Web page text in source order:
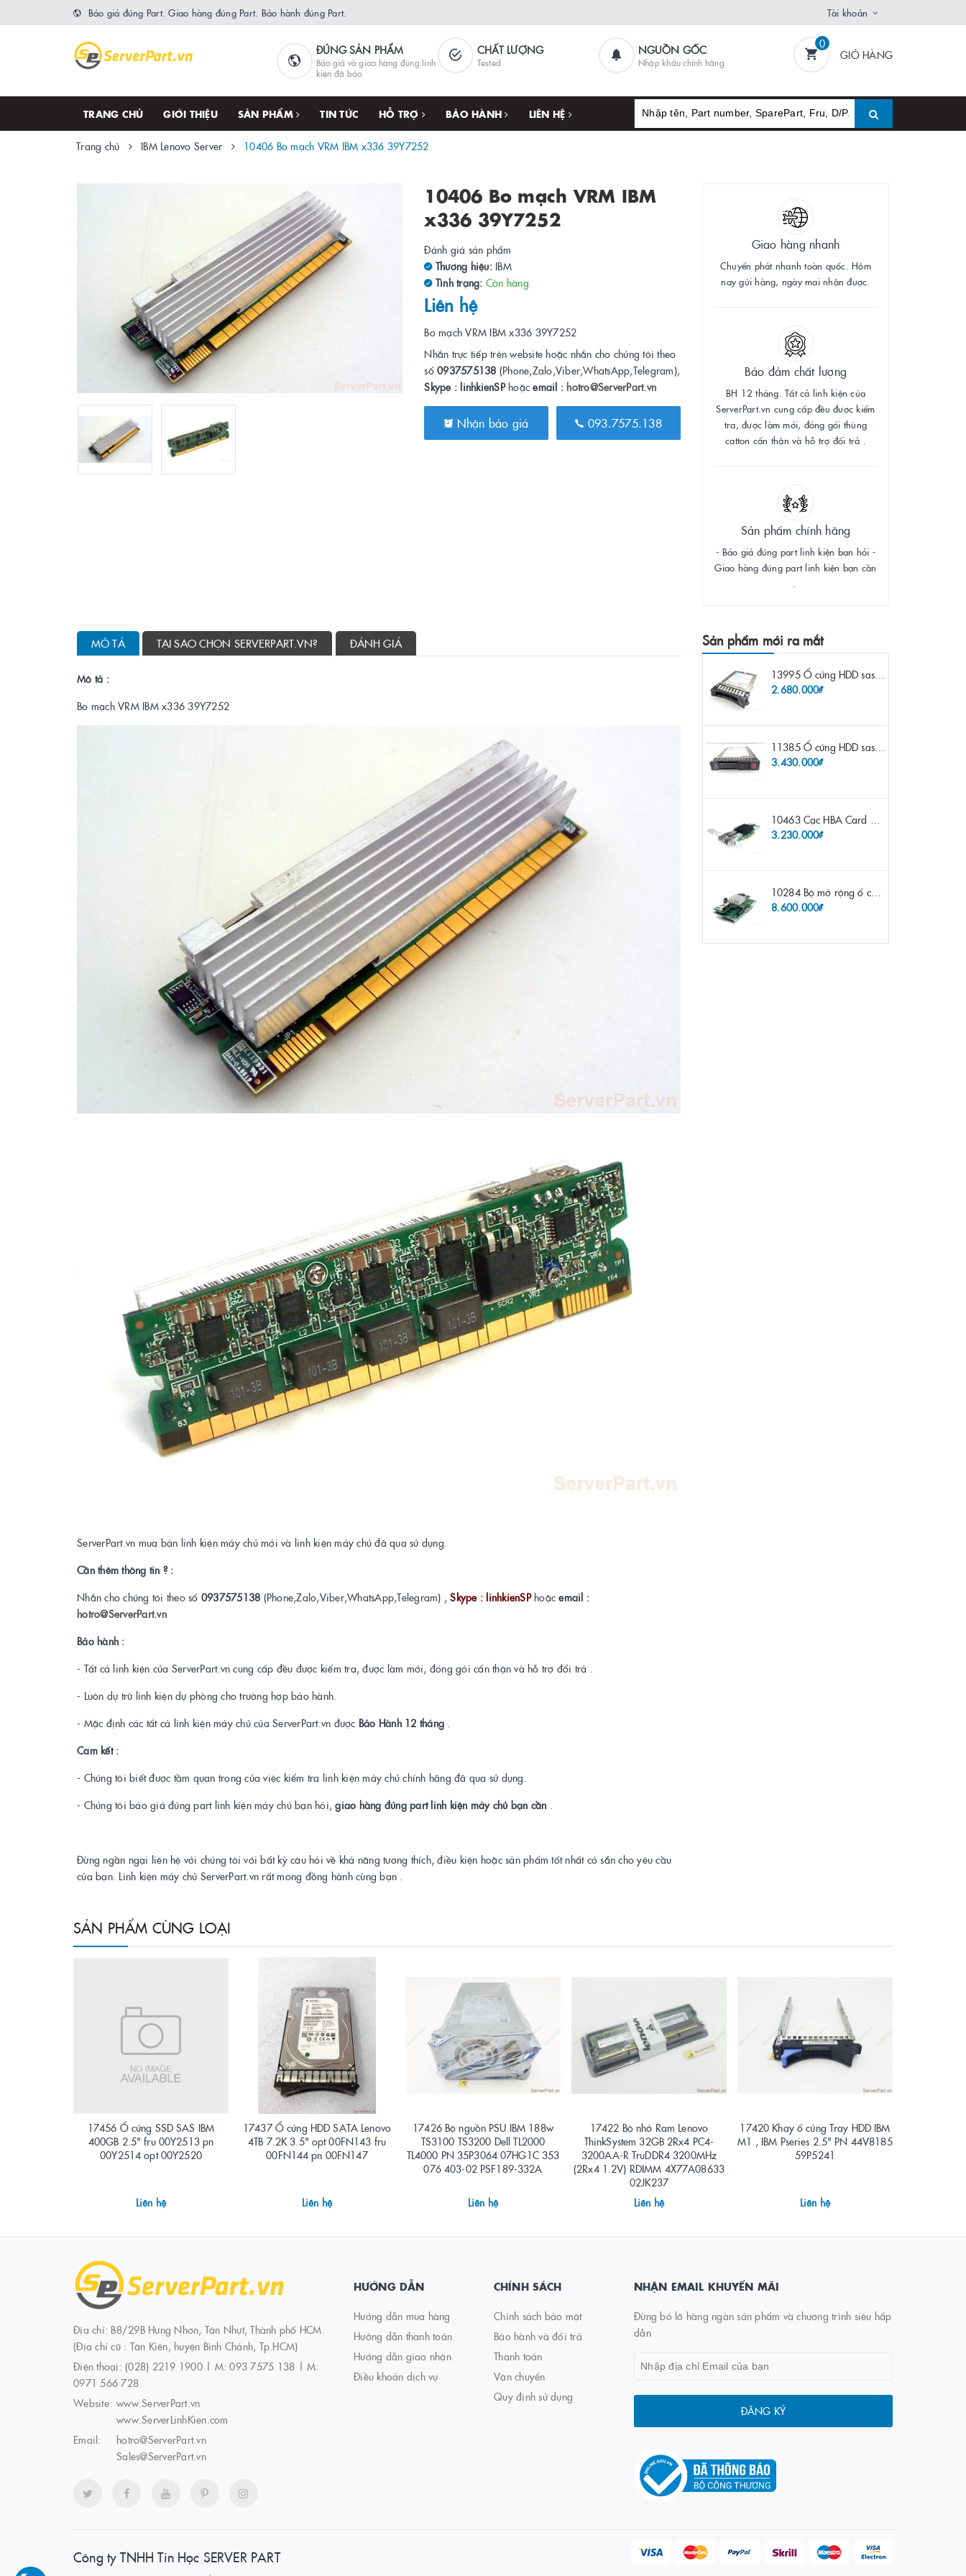
Báo giá đúng Part. Giao hàng đúng Part. Bảo hành đúng Part. Tài khoản
ĐÚNG SẢN PHẨM
Báo giá và giao hàng đúng linh
kiện đã báo
CHẤT LƯỢNG
Tested
NGUỒN GỐC
Nhập khẩu chính hãng
0
GIỎ HÀNG
TRANG CHỦ GIỚI THIỆU SẢN PHẨM TIN TỨC HỖ TRỢ BẢO HÀNH LIÊN HỆ
Trang chủ IBM Lenovo Server 10406 Bo mạch VRM IBM x336 39Y7252
10406 Bo mạch VRM IBM
x336 39Y7252
Đánh giá sản phẩm
Thương hiệu: IBM
Tình trạng: Còn hàng
Liên hệ
Bo mạch VRM IBM x336 39Y7252
Nhắn trực tiếp trên website hoặc nhắn cho chúng tôi theo
số0937575138 (Phone,Zalo,Viber,WhatsApp,Telegram),
Skype : linhkienSPhoặcemail : hotro@ServerPart.vn
Nhận báo giá 093.7575.138
Giao hàng nhanh
Chuyển phát nhanh toàn quốc. Hôm
nay gửi hàng, ngày mai nhận được.
Bảo đảm chất lượng
BH 12 tháng. Tất cả linh kiện của
ServerPart.vn cung cấp đều được kiểm
tra, được làm mới, đóng gói thùng
catton cẩn thận và hỗ trợ đổi trả .
Sản phẩm chính hãng
- Báo giá đúng part linh kiện bạn hỏi -
Giao hàng đúng part linh kiện bạn cần
MÔ TẢ TẠI SAO CHỌN SERVERPART.VN? ĐÁNH GIÁ
Mô tả :
Bo mạch VRM IBM x336 39Y7252
ServerPart.vn mua bán linh kiện máy chủ mới và linh kiện máy chủ đã qua sử dụng.
Cần thêm thông tin ? :
Nhắn cho chúng tôi theo số 0937575138 (Phone,Zalo,Viber,WhatsApp,Telegram) ,Skype : linhkienSPhoặcemail :
hotro@ServerPart.vn
Bảo hành :
- Tất cả linh kiện của ServerPart.vn cung cấp đều được kiểm tra, được làm mới, đóng gói cẩn thận và hỗ trợ đổi trả .
- Luôn dự trữ linh kiện dự phòng cho trường hợp bảo hành.
- Mặc định các tất cả linh kiện máy chủ của ServerPart.vn được Bảo Hành 12 tháng
Cam kết :
- Chúng tôi biết được tầm quan trọng của việc kiểm tra linh kiện máy chủ chính hãng đã qua sử dụng.
- Chúng tôi báo giá đúng part linh kiện máy chủ bạn hỏi,giao hàng đúng part linh kiện máy chủ bạn cần
Đừng ngần ngại liên hệ với chúng tôi với bất kỳ câu hỏi về khả năng tương thích, điều kiện hoặc sản phẩm tốt nhất có sẵn cho yêu cầu
của bạn. Linh kiện máy chủ ServerPart.vn rất mong đồng hành cùng bạn .
Sản phẩm mới ra mắt
13995 Ổ cứng HDD sas IBM 300gb 10k 2.5" 6G fru 44W2265 opt 44W2264 pn 44W2268 ST9300503SS
2.680.000₫
11385 Ổ cứng HDD sas HP 600gb 10k 2.5" sp 653957-001 pn 619286-003 pn 641552-003 pn 689287-003 652583-B21
3.430.000₫
10463 Cạc HBA Card FC IBM Emulex LPE12002 8Gb 2 port FC SFP fru 42D0500 pn 42D0496 opt 42D0494 LPE12002
3.230.000₫
10284 Bộ mở rộng ổ cứng IBM Lenovo x3650 m4 69Y5319 8x 2.5" HS HDD Assembly Kit with Expander
8.600.000₫
SẢN PHẨM CÙNG LOẠI
17456 Ổ cứng SSD SAS IBM
400GB 2.5" fru 00Y2513 pn
00Y2514 opt 00Y2520
Liên hệ
17437 Ổ cứng HDD SATA Lenovo
4TB 7.2K 3.5" opt 00FN143 fru
00FN144 pn 00FN147
Liên hệ
17426 Bộ nguồn PSU IBM 188w
TS3100 TS3200 Dell TL2000
TL4000 PN 35P3064 07HG1C 353
076 403-02 PSF189-332A
Liên hệ
17422 Bộ nhớ Ram Lenovo
ThinkSystem 32GB 2Rx4 PC4-
3200AA-R TruDDR4 3200MHz
(2Rx4 1.2V) RDIMM 4X77A08633
02JK237
Liên hệ
17420 Khay ổ cứng Tray HDD IBM
M1 , IBM Pseries 2.5" PN 44V8185
59P5241
Liên hệ
Địa chỉ: B8/29B Hưng Nhơn, Tân Nhựt, Thành phố HCM.
(Địa chỉ cũ : Tân Kiên, huyện Bình Chánh, Tp.HCM)
Điện thoại: (028) 2219 1900 | M: 093 7575 138 | M:
0971 566 728
Website: www.ServerPart.vn
www.ServerLinhKien.com
Email:
hotro@ServerPart.vn
Sales@ServerPart.vn
HƯỚNG DẪN
Hướng dẫn mua hàng
Hướng dẫn thanh toán
Hướng dẫn giao nhận
Điều khoản dịch vụ
CHÍNH SÁCH
Chính sách bảo mật
Bảo hành và đổi trả
Thanh toán
Vận chuyển
Quy định sử dụng
NHẬN EMAIL KHUYẾN MÃI
Đừng bỏ lỡ hàng ngàn sản phẩm và chương trình siêu hấp
dẫn
ĐĂNG KÝ
Công ty TNHH Tin Học SERVER PART